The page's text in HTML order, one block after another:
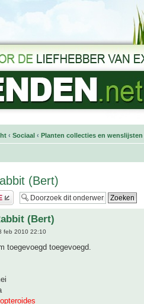
‹ Sociaal ‹ Planten collecties en wenslijsten
(Bert)
(Bert)
feb 2010 22:10
toegevoegd toegevoegd.